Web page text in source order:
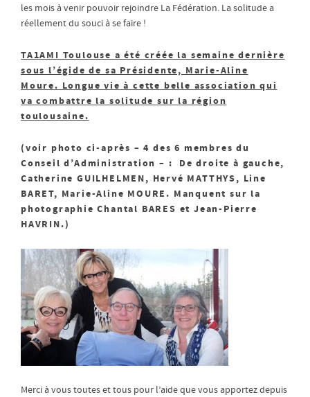
les mois à venir pouvoir rejoindre La Fédération. La solitude a
réellement du souci à se faire !
TA1AMI Toulouse a été créée la semaine dernière
sous l’égide de sa Présidente, Marie-Aline
Moure. Longue vie à cette belle association qui
va combattre la solitude sur la région
toulousaine.
(voir photo ci-après – 4 des 6 membres du
Conseil d’Administration – : De droite à gauche,
Catherine GUILHELMEN, Hervé MATTHYS, Line
BARET, Marie-Aline MOURE. Manquent sur la
photographie Chantal BARES et Jean-Pierre
HAVRIN.)
Merci à vous toutes et tous pour l’aide que vous apportez depuis